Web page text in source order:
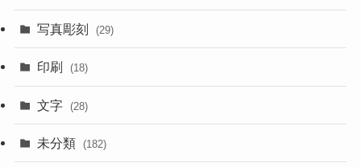
写真彫刻 (29)
印刷 (18)
文字 (28)
未分類 (182)